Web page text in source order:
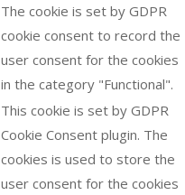
The cookie is set by GDPR
cookie consent to record the
user consent for the cookies
in the category "Functional".
This cookie is set by GDPR
Cookie Consent plugin. The
cookies is used to store the
user consent for the cookies